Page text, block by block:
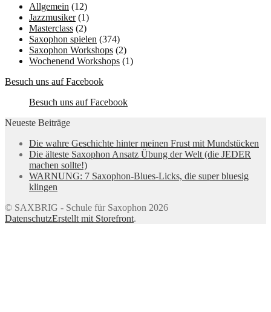
Allgemein (12)
Jazzmusiker(1)
Masterclass (2)
Saxophon spielen (374)
Saxophon Workshops (2)
Wochenend Workshops (1)
Besuch uns auf Facebook
Besuch uns auf Facebook
Neueste Beiträge
Die wahre Geschichte hinter meinen Frust mit Mundstücken
Die älteste Saxophon Ansatz Übung der Welt (die JEDER
machen sollte!)
WARNUNG: 7 Saxophon-Blues-Licks, die super bluesig
klingen
© SAXBRIG - Schule für Saxophon 2026
DatenschutzErstellt mit Storefront.